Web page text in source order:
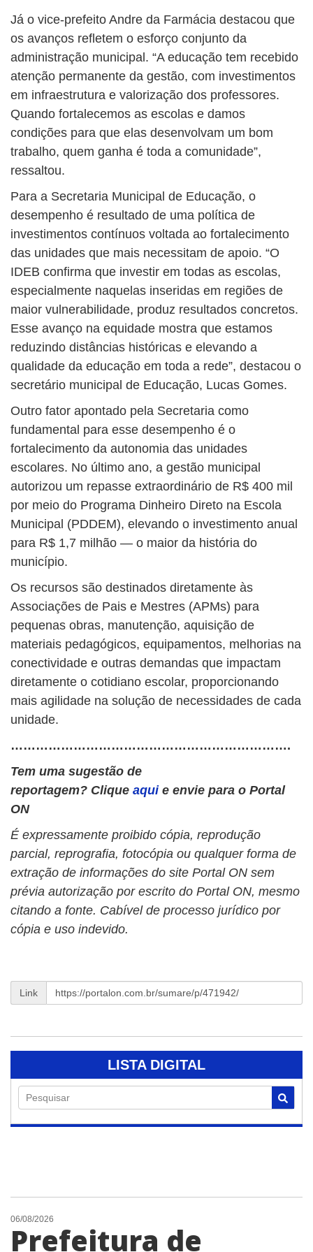
Já o vice-prefeito Andre da Farmácia destacou que
os avanços refletem o esforço conjunto da
administração municipal. “A educação tem recebido
atenção permanente da gestão, com investimentos
em infraestrutura e valorização dos professores.
Quando fortalecemos as escolas e damos
condições para que elas desenvolvam um bom
trabalho, quem ganha é toda a comunidade”,
ressaltou.
Para a Secretaria Municipal de Educação, o
desempenho é resultado de uma política de
investimentos contínuos voltada ao fortalecimento
das unidades que mais necessitam de apoio. “O
IDEB confirma que investir em todas as escolas,
especialmente naquelas inseridas em regiões de
maior vulnerabilidade, produz resultados concretos.
Esse avanço na equidade mostra que estamos
reduzindo distâncias históricas e elevando a
qualidade da educação em toda a rede”, destacou o
secretário municipal de Educação, Lucas Gomes.
Outro fator apontado pela Secretaria como
fundamental para esse desempenho é o
fortalecimento da autonomia das unidades
escolares. No último ano, a gestão municipal
autorizou um repasse extraordinário de R$ 400 mil
por meio do Programa Dinheiro Direto na Escola
Municipal (PDDEM), elevando o investimento anual
para R$ 1,7 milhão — o maior da história do
município.
Os recursos são destinados diretamente às
Associações de Pais e Mestres (APMs) para
pequenas obras, manutenção, aquisição de
materiais pedagógicos, equipamentos, melhorias na
conectividade e outras demandas que impactam
diretamente o cotidiano escolar, proporcionando
mais agilidade na solução de necessidades de cada
unidade.
………………………………………………………….
Tem uma sugestão de
reportagem? Clique aqui e envie para o Portal
ON
É expressamente proibido cópia, reprodução
parcial, reprografia, fotocópia ou qualquer forma de
extração de informações do site Portal ON sem
prévia autorização por escrito do Portal ON, mesmo
citando a fonte. Cabível de processo jurídico por
cópia e uso indevido.
Link
LISTA DIGITAL
Pesquisar
06/08/2026
Prefeitura de